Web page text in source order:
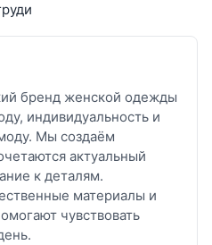
бренд женской одежды
индивидуальность и
Мы создаём
актуальный
к деталям.
материалы и
чувствовать